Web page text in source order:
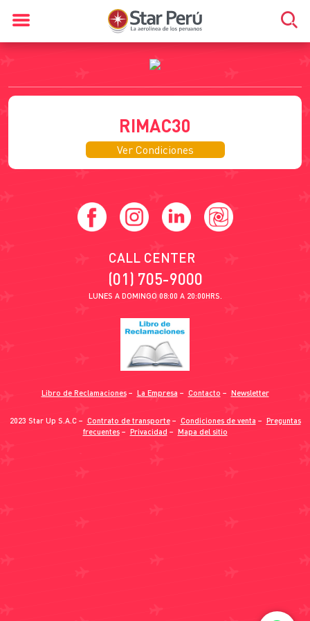
RIMAC30
Ver Condiciones
CALL CENTER
(01) 705-9000
LUNES A DOMINGO 08:00 A 20:00HRS.
Libro de Reclamaciones− La Empresa − Contacto − Newsletter
2023 Star Up S.A.C − Contrato de transporte− Condiciones de venta − Preguntas
frecuentes− Privacidad − Mapa del sitio